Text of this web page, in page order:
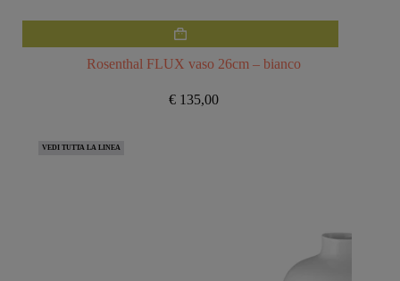
Rosenthal FLUX vaso 26cm – bianco
€ 135,00
VEDI TUTTA LA LINEA